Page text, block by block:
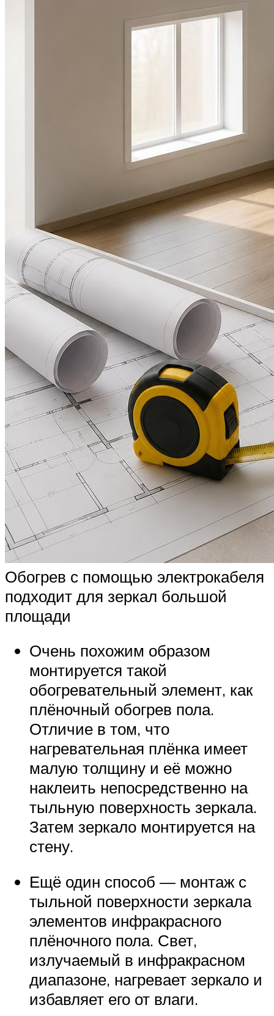
Обогрев с помощью электрокабеля
подходит для зеркал большой
площади
Очень похожим образом
монтируется такой
обогревательный элемент, как
плёночный обогрев пола.
Отличие в том, что
нагревательная плёнка имеет
малую толщину и её можно
наклеить непосредственно на
тыльную поверхность зеркала.
Затем зеркало монтируется на
стену.
Ещё один способ — монтаж с
тыльной поверхности зеркала
элементов инфракрасного
плёночного пола. Свет,
излучаемый в инфракрасном
диапазоне, нагревает зеркало и
избавляет его от влаги.